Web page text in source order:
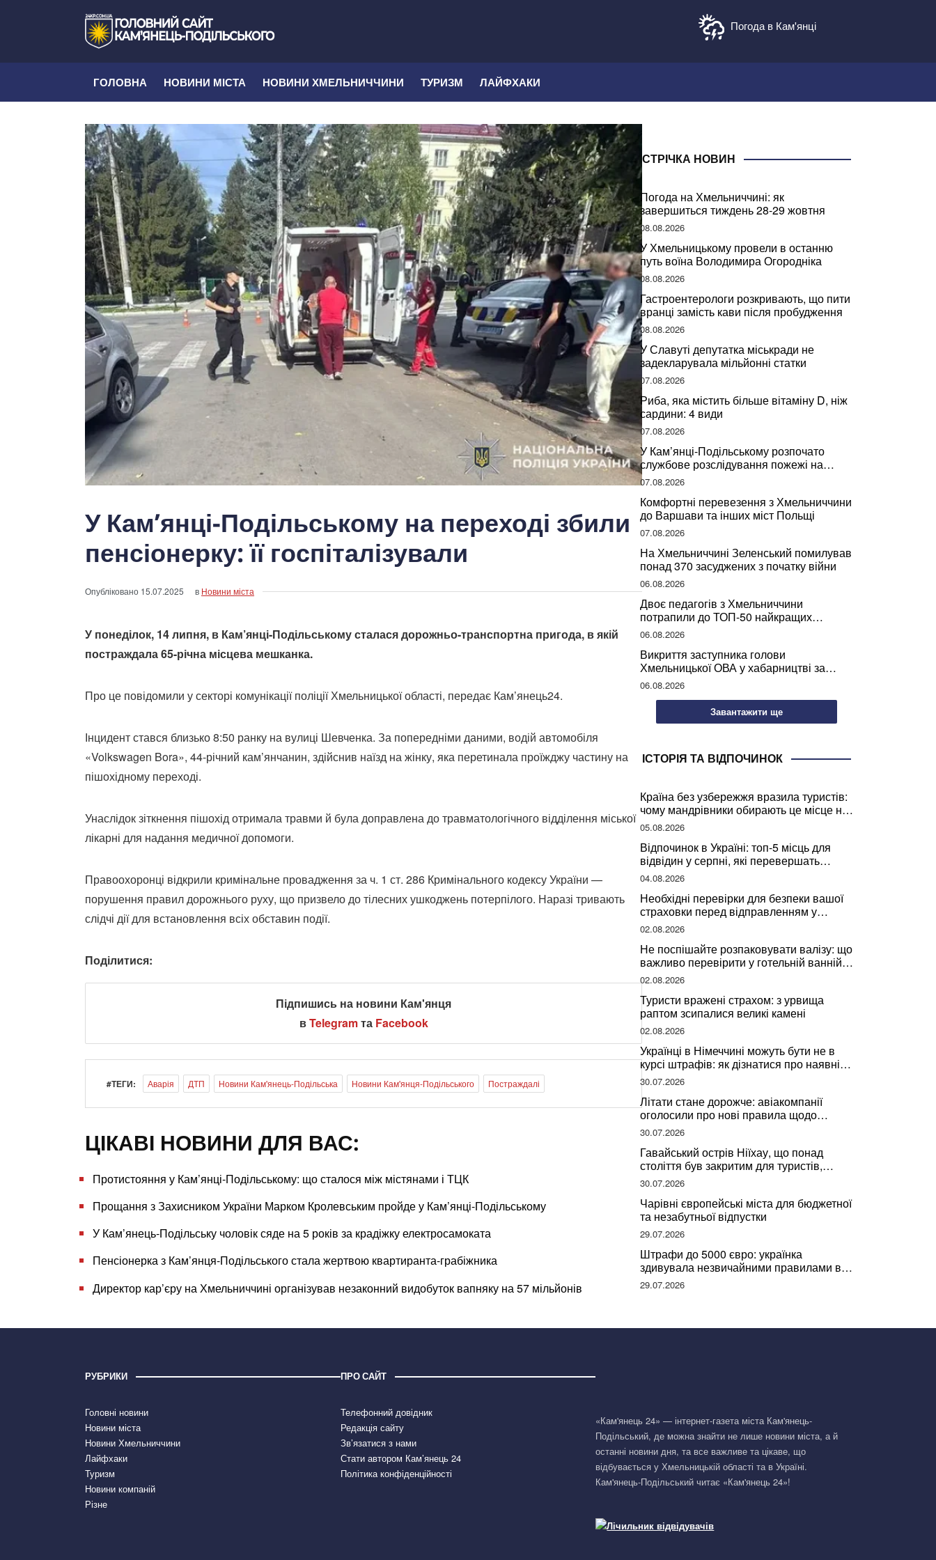
Погода в Кам'янці
ГОЛОВНА НОВИНИ МІСТА НОВИНИ ХМЕЛЬНИЧЧИНИ ТУРИЗМ ЛАЙФХАКИ
У Кам’янці-Подільському на переході збили
пенсіонерку: її госпіталізували
Опубліковано 15.07.2025 в Новини міста
У понеділок, 14 липня, в Кам’янці-Подільському сталася дорожньо-транспортна пригода, в якій
постраждала 65-річна місцева мешканка.
Про це повідомили у секторі комунікації поліції Хмельницької області, передає Кам’янець24.
Інцидент стався близько 8:50 ранку на вулиці Шевченка. За попередніми даними, водій автомобіля
«Volkswagen Bora», 44-річний кам’янчанин, здійснив наїзд на жінку, яка перетинала проїжджу частину на
пішохідному переході.
Унаслідок зіткнення пішохід отримала травми й була доправлена до травматологічного відділення міської
лікарні для надання медичної допомоги.
Правоохоронці відкрили кримінальне провадження за ч. 1 ст. 286 Кримінального кодексу України —
порушення правил дорожнього руху, що призвело до тілесних ушкоджень потерпілого. Наразі тривають
слідчі дії для встановлення всіх обставин події.
Поділитися:
Підпишись на новини Кам'янця
вTelegramта Facebook
#ТЕГИ: Аварія ДТП Новини Кам'янець-Подільська Новини Кам'янця-Подільського Постраждалі
ЦІКАВІ НОВИНИ ДЛЯ ВАС:
Протистояння у Кам’янці-Подільському: що сталося між містянами і ТЦК
Прощання з Захисником України Марком Кролевським пройде у Кам’янці-Подільському
У Кам’янець-Подільську чоловік сяде на 5 років за крадіжку електросамоката
Пенсіонерка з Кам’янця-Подільського стала жертвою квартиранта-грабіжника
Директор кар’єру на Хмельниччині організував незаконний видобуток вапняку на 57 мільйонів
СТРІЧКА НОВИН
Погода на Хмельниччині: як
завершиться тиждень 28-29 жовтня
08.08.2026
У Хмельницькому провели в останню
путь воїна Володимира Огородніка
08.08.2026
Гастроентерологи розкривають, що пити
вранці замість кави після пробудження
08.08.2026
У Славуті депутатка міськради не
задекларувала мільйонні статки
07.08.2026
Риба, яка містить більше вітаміну D, ніж
сардини: 4 види
07.08.2026
У Кам’янці-Подільському розпочато
службове розслідування пожежі на
сміттєзвалищі
07.08.2026
Комфортні перевезення з Хмельниччини
до Варшави та інших міст Польщі
07.08.2026
На Хмельниччині Зеленський помилував
понад 370 засуджених з початку війни
06.08.2026
Двоє педагогів з Хмельниччини
потрапили до ТОП-50 найкращих
учителів України
06.08.2026
Викриття заступника голови
Хмельницької ОВА у хабарництві за
підписання контрактів на ремонт доріг
06.08.2026
Завантажити ще
ІСТОРІЯ ТА ВІДПОЧИНОК
Країна без узбережжя вразила туристів:
чому мандрівники обирають це місце на
відпочинок
05.08.2026
Відпочинок в Україні: топ-5 місць для
відвідин у серпні, які перевершать
закордонні враження
04.08.2026
Необхідні перевірки для безпеки вашої
страховки перед відправленням у
подорож
02.08.2026
Не поспішайте розпаковувати валізу: що
важливо перевірити у готельній ванній
за словами досвідченої мандрівниці
02.08.2026
Туристи вражені страхом: з урвища
раптом зсипалися великі камені
02.08.2026
Українці в Німеччині можуть бути не в
курсі штрафів: як дізнатися про наявні
борги
30.07.2026
Літати стане дорожче: авіакомпанії
оголосили про нові правила щодо
вибору місць
30.07.2026
Гавайський острів Ніїхау, що понад
століття був закритим для туристів,
починає приймати перших відвідувачів
30.07.2026
Чарівні європейські міста для бюджетної
та незабутньої відпустки
29.07.2026
Штрафи до 5000 євро: українка
здивувала незвичайними правилами в
Німеччині та поділилася правдою
29.07.2026
РУБРИКИ
Головні новини
Новини міста
Новини Хмельниччини
Лайфхаки
Туризм
Новини компаній
Різне
ПРО САЙТ
Телефонний довідник
Редакція сайту
Зв’язатися з нами
Стати автором Кам’янець 24
Політика конфіденційності
«Кам'янець 24» — інтернет-газета міста Кам'янець-
Подільський, де можна знайти не лише новини міста, а й
останні новини дня, та все важливе та цікаве, що
відбувається у Хмельницькій області та в Україні.
Кам'янець-Подільський читає «Кам'янець 24»!